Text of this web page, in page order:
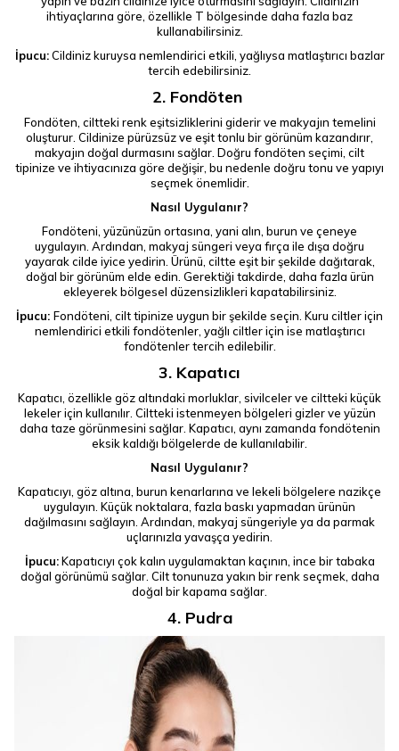
ihtiyaçlarına göre, özellikle T bölgesinde daha fazla baz
kullanabilirsiniz.
İpucu:Cildiniz kuruysa nemlendirici etkili, yağlıysa matlaştırıcı bazlar
tercih edebilirsiniz.
2. Fondöten
Fondöten, ciltteki renk eşitsizliklerini giderir ve makyajın temelini
oluşturur. Cildinize pürüzsüz ve eşit tonlu bir görünüm kazandırır,
makyajın doğal durmasını sağlar. Doğru fondöten seçimi, cilt
tipinize ve ihtiyacınıza göre değişir, bu nedenle doğru tonu ve yapıyı
seçmek önemlidir.
Nasıl Uygulanır?
Fondöteni, yüzünüzün ortasına, yani alın, burun ve çeneye
uygulayın. Ardından, makyaj süngeri veya fırça ile dışa doğru
yayarak cilde iyice yedirin. Ürünü, ciltte eşit bir şekilde dağıtarak,
doğal bir görünüm elde edin. Gerektiği takdirde, daha fazla ürün
ekleyerek bölgesel düzensizlikleri kapatabilirsiniz.
İpucu: Fondöteni, cilt tipinize uygun bir şekilde seçin. Kuru ciltler için
nemlendirici etkili fondötenler, yağlı ciltler için ise matlaştırıcı
fondötenler tercih edilebilir.
3. Kapatıcı
Kapatıcı, özellikle göz altındaki morluklar, sivilceler ve ciltteki küçük
lekeler için kullanılır. Ciltteki istenmeyen bölgeleri gizler ve yüzün
daha taze görünmesini sağlar. Kapatıcı, aynı zamanda fondötenin
eksik kaldığı bölgelerde de kullanılabilir.
Nasıl Uygulanır?
Kapatıcıyı, göz altına, burun kenarlarına ve lekeli bölgelere nazikçe
uygulayın. Küçük noktalara, fazla baskı yapmadan ürünün
dağılmasını sağlayın. Ardından, makyaj süngeriyle ya da parmak
uçlarınızla yavaşça yedirin.
İpucu:Kapatıcıyı çok kalın uygulamaktan kaçının, ince bir tabaka
doğal görünümü sağlar. Cilt tonunuza yakın bir renk seçmek, daha
doğal bir kapama sağlar.
4. Pudra